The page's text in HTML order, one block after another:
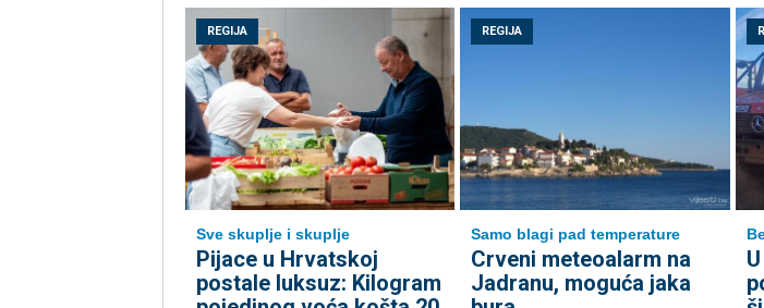
REGIJA
Sve skuplje i skuplje
Pijace u Hrvatskoj
postale luksuz: Kilogram
REGIJA
Samo blagi pad temperature
Crveni meteoalarm na
Jadranu, moguća jaka